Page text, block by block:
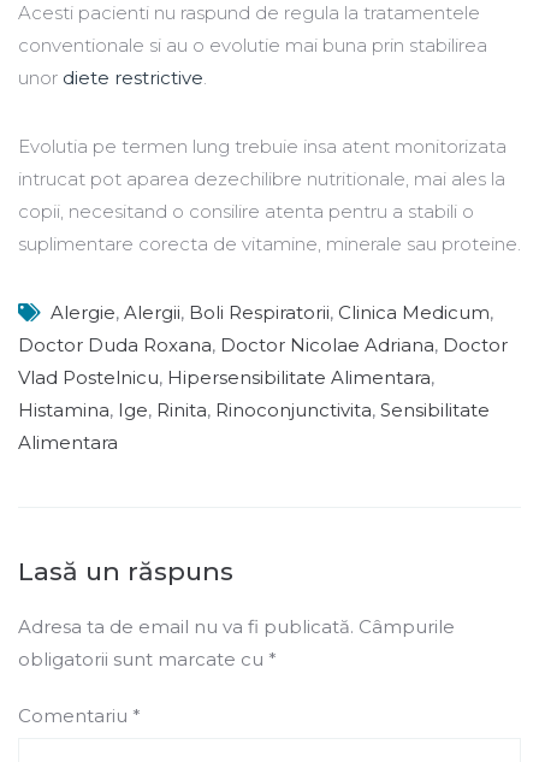
Acesti pacienti nu raspund de regula la tratamentele
conventionale si au o evolutie mai buna prin stabilirea
unor diete restrictive
Evolutia pe termen lung trebuie insa atent monitorizata
intrucat pot aparea dezechilibre nutritionale, mai ales la
copii, necesitand o consilire atenta pentru a stabili o
suplimentare corecta de vitamine, minerale sau proteine.
Alergie, Alergii, Boli Respiratorii, Clinica Medicum,
Doctor Duda Roxana, Doctor Nicolae Adriana, Doctor
Vlad Postelnicu, Hipersensibilitate Alimentara,
Histamina, Ige, Rinita, Rinoconjunctivita, Sensibilitate
Alimentara
Lasă un răspuns
Adresa ta de email nu va fi publicată. Câmpurile
obligatorii sunt marcate cu *
Comentariu *